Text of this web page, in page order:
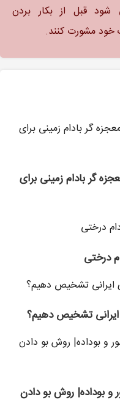
قبل از بکار بردن
خود مشورت کنند.
| 8 خاصیت معجزه گر بادام زمینی برای
درختی
ایرانی تشخیص دهیم؟
و بوداده| روش بو دادن